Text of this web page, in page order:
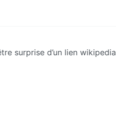
surprise d’un lien wikipedia